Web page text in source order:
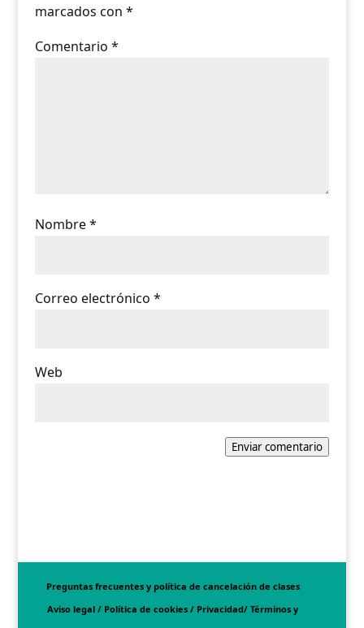
marcados con *
Comentario *
Nombre*
Correo electrónico *
Web
Enviar comentario
Preguntas frecuentes y política de cancelación de clases
Aviso legal / Política de cookies / Privacidad/ Términos y